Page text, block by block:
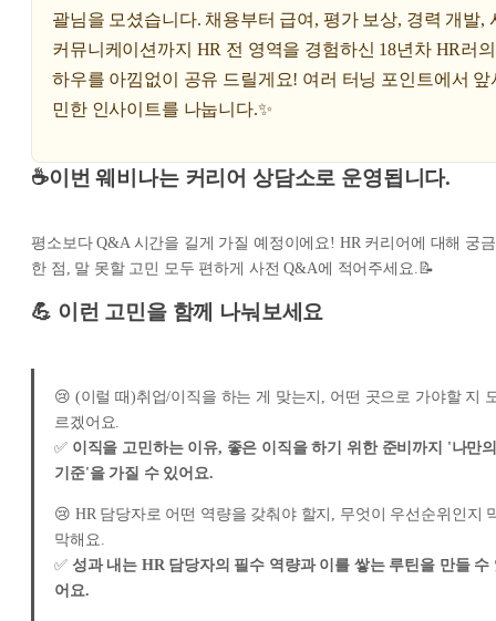
괄님을 모셨습니다. 채용부터 급여, 평가 보상, 경력 개발,
커뮤니케이션까지 HR 전 영역을 경험하신 18년차 HR러
하우를 아낌없이 공유 드릴게요! 여러 터닝 포인트에서 앞
민한 인사이트를 나눕니다.✨
☕이번 웨비나는 커리어 상담소로 운영됩니다.
평소보다 Q&A 시간을 길게 가질 예정이에요! HR 커리어에 대해 궁금
한 점, 말 못할 고민 모두 편하게 사전 Q&A에 적어주세요.📝
💪 이런 고민을 함께 나눠보세요
😢 (이럴 때)취업/이직을 하는 게 맞는지, 어떤 곳으로 가야할 지
르겠어요.
✅ 이직을 고민하는 이유, 좋은 이직을 하기 위한 준비까지 '나만
기준'을 가질 수 있어요.
😢 HR 담당자로 어떤 역량을 갖춰야 할지, 무엇이 우선순위인지
막해요.
✅ 성과 내는 HR 담당자의 필수 역량과 이를 쌓는 루틴을 만들 수
어요.